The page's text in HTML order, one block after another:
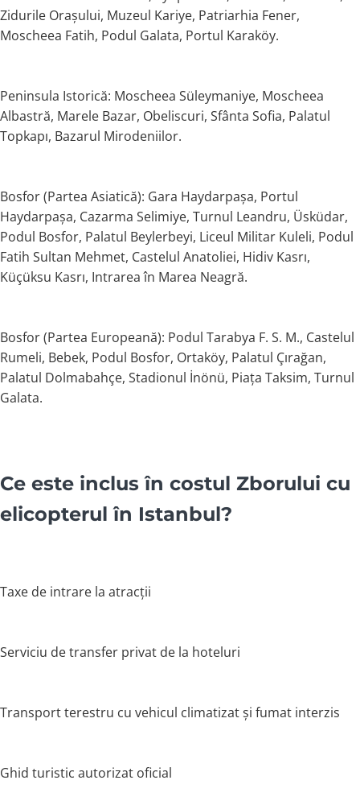
Zidurile Orașului, Muzeul Kariye, Patriarhia Fener,
Moscheea Fatih, Podul Galata, Portul Karaköy.
Peninsula Istorică: Moscheea Süleymaniye, Moscheea
Albastră, Marele Bazar, Obeliscuri, Sfânta Sofia, Palatul
Topkapı, Bazarul Mirodeniilor.
Bosfor (Partea Asiatică): Gara Haydarpaşa, Portul
Haydarpaşa, Cazarma Selimiye, Turnul Leandru, Üsküdar,
Podul Bosfor, Palatul Beylerbeyi, Liceul Militar Kuleli, Podul
Fatih Sultan Mehmet, Castelul Anatoliei, Hidiv Kasrı,
Küçüksu Kasrı, Intrarea în Marea Neagră.
Bosfor (Partea Europeană): Podul Tarabya F. S. M., Castelul
Rumeli, Bebek, Podul Bosfor, Ortaköy, Palatul Çırağan,
Palatul Dolmabahçe, Stadionul İnönü, Piața Taksim, Turnul
Galata.
Ce este inclus în costul Zborului cu
elicopterul în Istanbul?
Taxe de intrare la atracții
Serviciu de transfer privat de la hoteluri
Transport terestru cu vehicul climatizat și fumat interzis
Ghid turistic autorizat oficial